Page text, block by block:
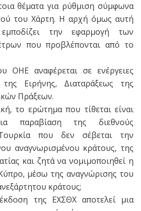
θέματα για ρύθμιση σύμφωνα
του Χάρτη. Η αρχή όμως αυτή
την εφαρμογή των
που προβλέπονται από το
ΟΗΕ αναφέρεται σε ενέργειες
της Ειρήνης, Διαταράξεως της
Πράξεων.
το ερώτημα που τίθεται είναι
παραβίαση της διεθνούς
που δεν σέβεται την
αναγνωρισμένου κράτους, της
και ζητά να νομιμοποιηθεί η
μέσω της αναγνώρισης του
κράτους;
της ΕΧΣΘΧ αποτελεί μια